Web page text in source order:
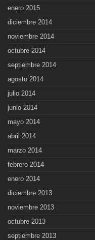
enero 2015
diciembre 2014
noviembre 2014
octubre 2014
septiembre 2014
agosto 2014
julio 2014
junio 2014
mayo 2014
abril 2014
marzo 2014
febrero 2014
enero 2014
diciembre 2013
noviembre 2013
octubre 2013
septiembre 2013